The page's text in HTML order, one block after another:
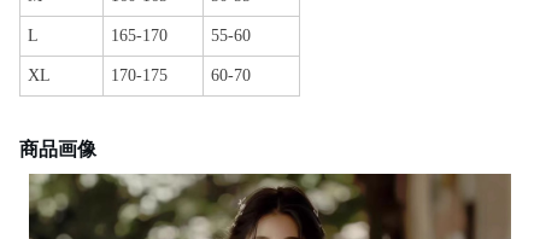
L 165-170 55-60
XL 170-175 60-70
商品画像